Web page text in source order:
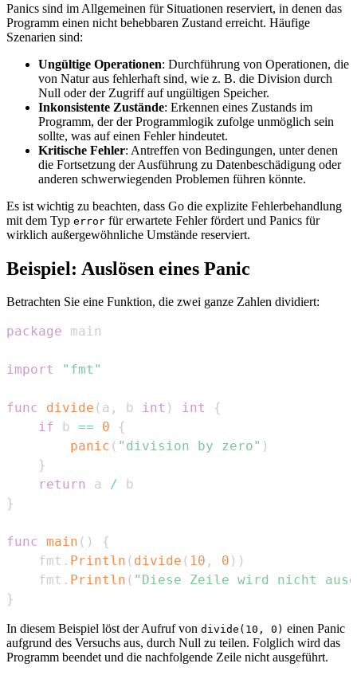
Panics sind im Allgemeinen für Situationen reserviert, in denen das
Programm einen nicht behebbaren Zustand erreicht. Häufige
Szenarien sind:
Ungültige Operationen: Durchführung von Operationen, die
von Natur aus fehlerhaft sind, wie z. B. die Division durch
Null oder der Zugriff auf ungültigen Speicher.
Inkonsistente Zustände: Erkennen eines Zustands im
Programm, der der Programmlogik zufolge unmöglich sein
sollte, was auf einen Fehler hindeutet.
Kritische Fehler: Antreffen von Bedingungen, unter denen
die Fortsetzung der Ausführung zu Datenbeschädigung oder
anderen schwerwiegenden Problemen führen könnte.
Es ist wichtig zu beachten, dass Go die explizite Fehlerbehandlung
mit dem Typ error für erwartete Fehler fördert und Panics für
wirklich außergewöhnliche Umstände reserviert.
Beispiel: Auslösen eines Panic
Betrachten Sie eine Funktion, die zwei ganze Zahlen dividiert:
package
import "fmt"
func divide ( a , b int ) int
{
if b == 0
{
panic ( "division by zero" )
}
return
a /
}
func main ( )
{
    fmt
. Println ( divide ( 10 , 0 ) )
    fmt
. Println ( "Diese Zeile wird nicht
}
In diesem Beispiel löst der Aufruf von divide(10, 0) einen Panic
aufgrund des Versuchs aus, durch Null zu teilen. Folglich wird das
Programm beendet und die nachfolgende Zeile nicht ausgeführt.